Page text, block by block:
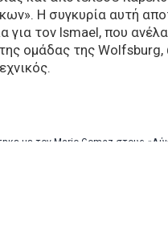
Η συγκυρία αυτή
για τον Ismael, που
ομάδας της
με τον Mario Gomez στους